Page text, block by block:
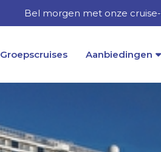
Bel morgen met onze
Groepscruises Aanbiedingen